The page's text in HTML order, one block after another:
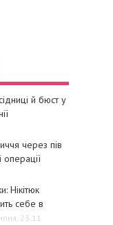
й бюст у
через пів
операції
Нікітюк
себе в
23:11